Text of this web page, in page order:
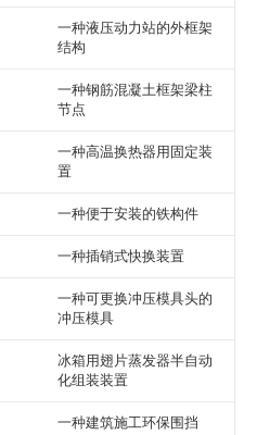
一种液压动力站的外框架
结构
一种钢筋混凝土框架梁柱
节点
一种高温换热器用固定装
置
一种便于安装的铁构件
一种插销式快换装置
一种可更换冲压模具头的
冲压模具
冰箱用翅片蒸发器半自动
化组装装置
一种建筑施工环保围挡